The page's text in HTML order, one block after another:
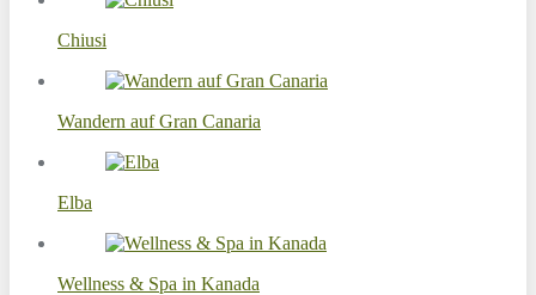
Chiusi
Wandern auf Gran Canaria
Elba
Wellness & Spa in Kanada